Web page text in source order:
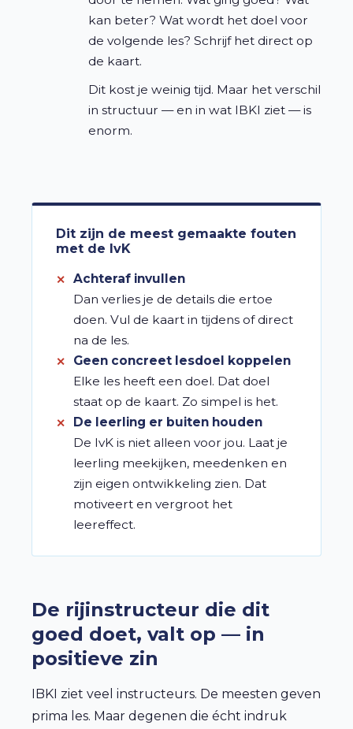
kan beter? Wat wordt het doel voor
de volgende les? Schrijf het direct op
de kaart.
Dit kost je weinig tijd. Maar het verschil
in structuur — en in wat IBKI ziet — is
enorm.
Dit zijn de meest gemaakte fouten
met de IvK
Achteraf invullen
Dan verlies je de details die ertoe
doen. Vul de kaart in tijdens of direct
na de les.
Geen concreet lesdoel koppelen
Elke les heeft een doel. Dat doel
staat op de kaart. Zo simpel is het.
De leerling er buiten houden
De IvK is niet alleen voor jou. Laat je
leerling meekijken, meedenken en
zijn eigen ontwikkeling zien. Dat
motiveert en vergroot het
leereffect.
De rijinstructeur die dit
goed doet, valt op — in
positieve zin
IBKI ziet veel instructeurs. De meesten geven
prima les. Maar degenen die écht indruk